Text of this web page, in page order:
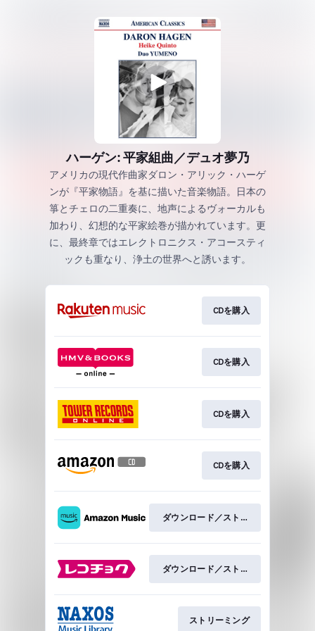
ハーゲン: 平家組曲／デュオ夢乃
アメリカの現代作曲家ダロン・アリック・ハーゲ
ンが『平家物語』を基に描いた音楽物語。日本の
箏とチェロの二重奏に、地声によるヴォーカルも
加わり、幻想的な平家絵巻が描かれています。更
に、最終章ではエレクトロニクス・アコースティ
ックも重なり、浄土の世界へと誘います。
CDを購入
CDを購入
CDを購入
CDを購入
ダウンロード／ストリーミング
ダウンロード／ストリーミング
ストリーミング